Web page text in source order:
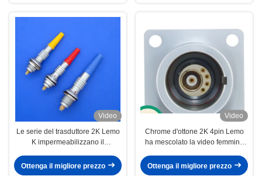
Video
Le serie del trasduttore 2K Lemo
K impermeabilizzano il
connettori di cavo
Ottenga il migliore prezzo
Video
Chrome d'ottone 2K 4pin Lemo
ha mescolato la video femmina
Ottenga il migliore prezzo